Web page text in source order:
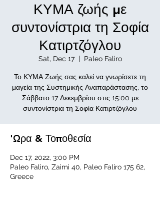
ΚΥΜΑ ζωής με
συντονίστρια τη Σοφία
Κατιρτζόγλου
Sat, Dec 17
  |
Paleo Faliro
Το ΚΥΜΑ Ζωής σας καλεί να γνωρίσετε τη
μαγεία της Συστημικής Αναπαράστασης, το
Σάββατο 17 Δεκεμβρίου στις 15:00 με
συντονίστρια τη Σοφία Κατιρτζόγλου
'Ωρα & Τοποθεσία
Dec 17, 2022, 3:00 PM
Paleo Faliro, Zaimi 40, Paleo Faliro 175 62,
Greece